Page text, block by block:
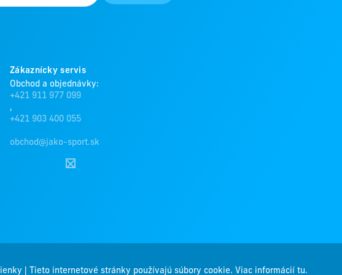
Zákaznícky servis
Obchod a objednávky:
+421 911 977 099
,
+421 903 400 055
obchod@jako-sport.sk
Tieto internetové stránky používajú súbory cookie. Viac informácií tu.